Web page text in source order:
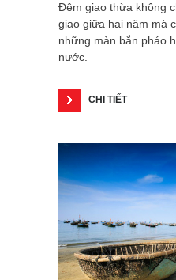
Đêm giao thừa không
giao giữa hai năm mà
những màn bắn pháo
nước.
CHI TIẾT